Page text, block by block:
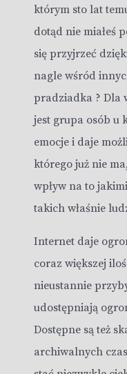
którym sto lat
dotąd nie miałeś
się przyjrzeć
nagle wśród
pradziadka ? Dla
jest grupa osób u
emocje i daje
którego już nie
wpływ na to
takich właśnie
Internet daje
coraz większej
nieustannie
udostępniają
Dostępne są też
archiwalnych